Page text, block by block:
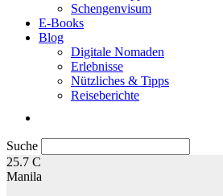
Schengenvisum
E-Books
Blog
Digitale Nomaden
Erlebnisse
Nützliches & Tipps
Reiseberichte
Suche
25.7 C
Manila